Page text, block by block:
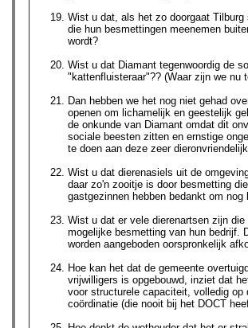
Wist u dat, als het zo doorgaat
die hun besmettingen meenemen
wordt?
Wist u dat Diamant tegenwoordig de
"kattenfluisteraar"?? (Waar zijn we nu
Dan hebben we het nog niet gehad
openen om lichamelijk en geestelijk
de onkunde van Diamant omdat dit
sociale beesten zitten en ernstige
te doen aan deze zeer
Wist u dat dierenasiels uit de
daar zo'n zooitje is door besmetting
gastgezinnen hebben bedankt om
Wist u dat er vele dierenartsen zijn
mogelijke besmetting van hun bedrijf.
worden aangeboden oorspronkelijk
Hoe kan het dat de gemeente
vrijwilligers is opgebouwd, inziet dat
voor structurele capaciteit, volledig op
coördinatie (die nooit bij het DOCT